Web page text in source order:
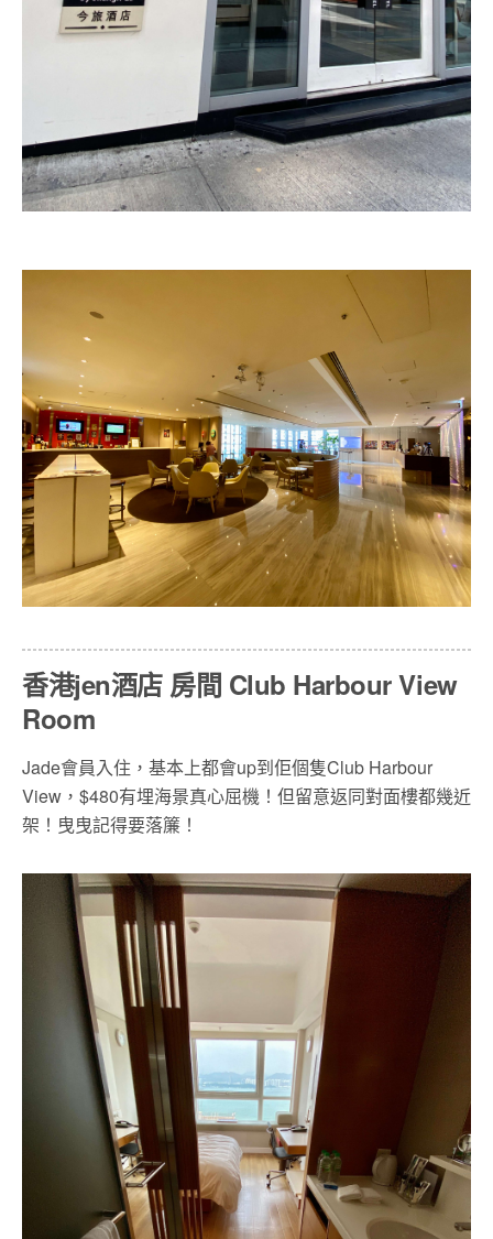
香港jen酒店 房間 Club Harbour View
Room
Jade會員入住，基本上都會up到佢個隻Club Harbour
View，$480有埋海景真心屈機！但留意返同對面樓都幾近
架！曳曳記得要落簾！